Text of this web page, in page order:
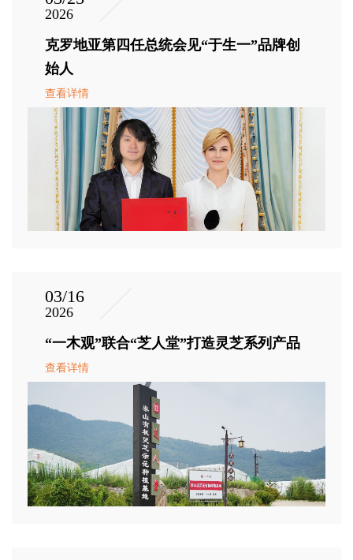
2026
克罗地亚第四任总统会见“于生一”品牌创
始人
查看详情
03/16
2026
“一木观”联合“芝人堂”打造灵芝系列产品
查看详情